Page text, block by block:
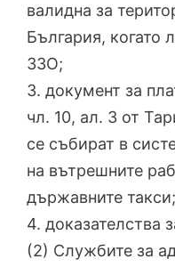
валидна за
България, когато
ЗЗО;
3. документ за
чл. 10, ал. 3 от
се събират в
на вътрешните
държавните такси;
4. доказателства
(2) Службите за